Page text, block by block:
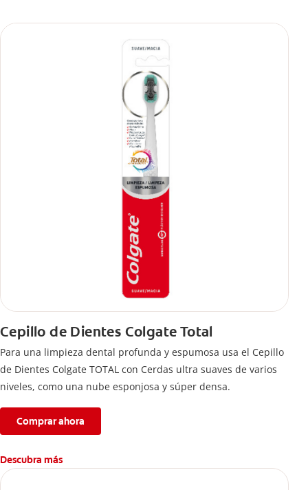
Cepillo de Dientes Colgate Total
Para una limpieza dental profunda y espumosa usa el Cepillo
de Dientes Colgate TOTAL con Cerdas ultra suaves de varios
niveles, como una nube esponjosa y súper densa.
Comprar ahora
Descubra más